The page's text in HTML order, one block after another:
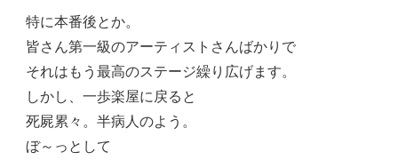
特に本番後とか。
皆さん第一級のアーティストさんばかりで
それはもう最高のステージ繰り広げます。
しかし、一歩楽屋に戻ると
死屍累々。半病人のよう。
ぼ～っとして